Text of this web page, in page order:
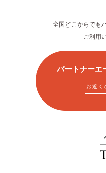
全国どこからでも
ご利用
パートナーエ
お近く